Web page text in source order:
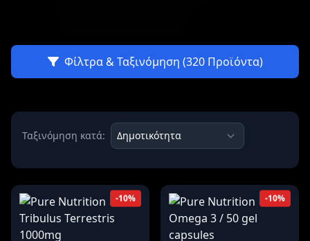
Φίλτρα & Ταξινόμηση (320 Προϊόντα)
Ταξινόμηση κατά:
-10% -10%